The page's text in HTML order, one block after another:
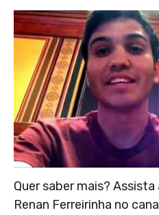
Quer saber mais?
Renan Ferreirinha no